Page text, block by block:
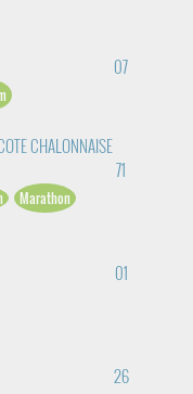
07
CHALONNAISE
71
Marathon
01
26